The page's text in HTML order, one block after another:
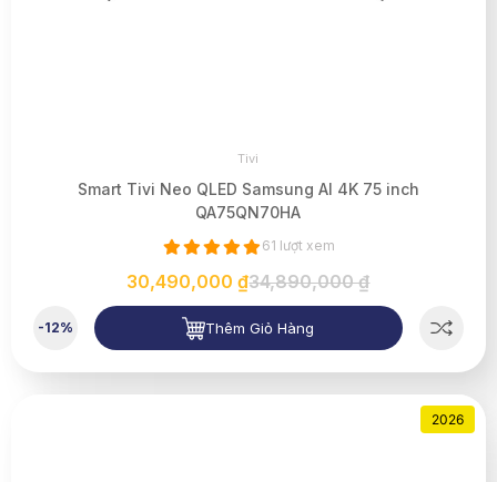
Tivi
Smart Tivi Neo QLED Samsung AI 4K 75 inch
QA75QN70HA
61 lượt xem
30,490,000 ₫34,890,000 ₫
-12% Thêm Giỏ Hàng
2026